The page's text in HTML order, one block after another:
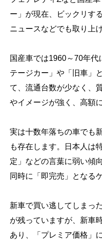
ー」が現在、ビックリす
ニュースなどでも取り上
国産車では1960～70年
テージカー」や「旧車」
て、流通台数が少なく、
やイメージが強く、高額
実は十数年落ちの車でも
も存在します。日本人は
定」などの言葉に弱い傾
同時に「即完売」となる
新車で買い逃してしまっ
が残っていますが、新車
あり、「プレミア価格」